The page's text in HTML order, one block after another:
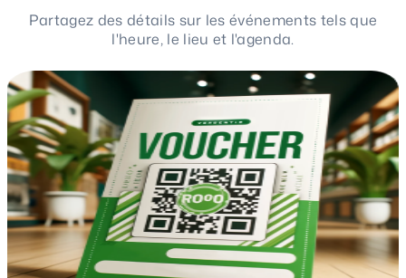
Partagez des détails sur les événements tels que
l'heure, le lieu et l'agenda.